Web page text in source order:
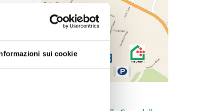
sui cookie
nel
e